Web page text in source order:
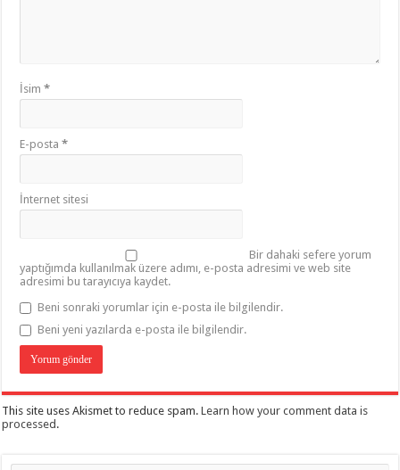
İsim*
E-posta*
İnternet sitesi
Bir dahaki sefere yorum
yaptığımda kullanılmak üzere adımı, e-posta adresimi ve web site
adresimi bu tarayıcıya kaydet.
Beni sonraki yorumlar için e-posta ile bilgilendir.
Beni yeni yazılarda e-posta ile bilgilendir.
This site uses Akismet to reduce spam.Learn how your comment data is
processed.